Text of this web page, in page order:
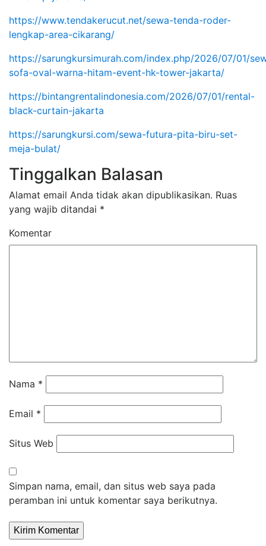
https://www.tendakerucut.net/sewa-tenda-roder-
lengkap-area-cikarang/
https://sarungkursimurah.com/index.php/2026/07/01/
sofa-oval-warna-hitam-event-hk-tower-jakarta/
https://bintangrentalindonesia.com/2026/07/01/rental-
black-curtain-jakarta
https://sarungkursi.com/sewa-futura-pita-biru-set-
meja-bulat/
Tinggalkan Balasan
Alamat email Anda tidak akan dipublikasikan. Ruas
yang wajib ditandai *
Komentar
Nama *
Email *
Situs Web
Simpan nama, email, dan situs web saya pada
peramban ini untuk komentar saya berikutnya.